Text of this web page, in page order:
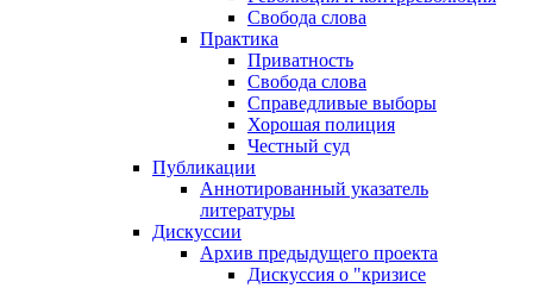
Свобода слова
Практика
Приватность
Свобода слова
Справедливые выборы
Хорошая полиция
Честный суд
Публикации
Аннотированный указатель
литературы
Дискуссии
Архив предыдущего проекта
Дискуссия о "кризисе